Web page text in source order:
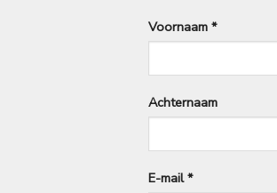
Voornaam *
Achternaam
E-mail*